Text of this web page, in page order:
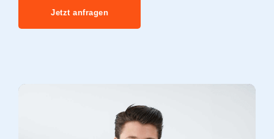
Jetzt anfragen